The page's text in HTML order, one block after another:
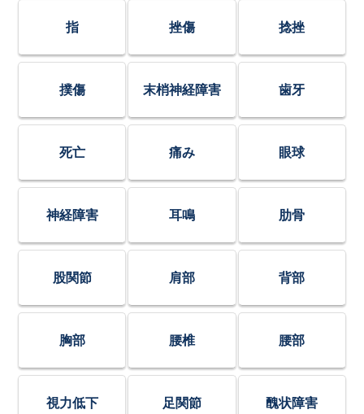
指 挫傷 捻挫
撲傷 末梢神経障害 歯牙
死亡 痛み 眼球
神経障害 耳鳴 肋骨
股関節 肩部 背部
胸部 腰椎 腰部
視力低下 足関節 醜状障害